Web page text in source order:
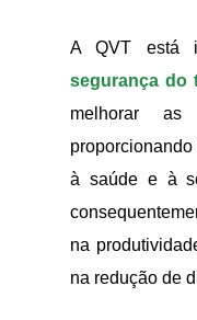
A QVT está
segurança do
melhorar as
à saúde e à
na
na redução de